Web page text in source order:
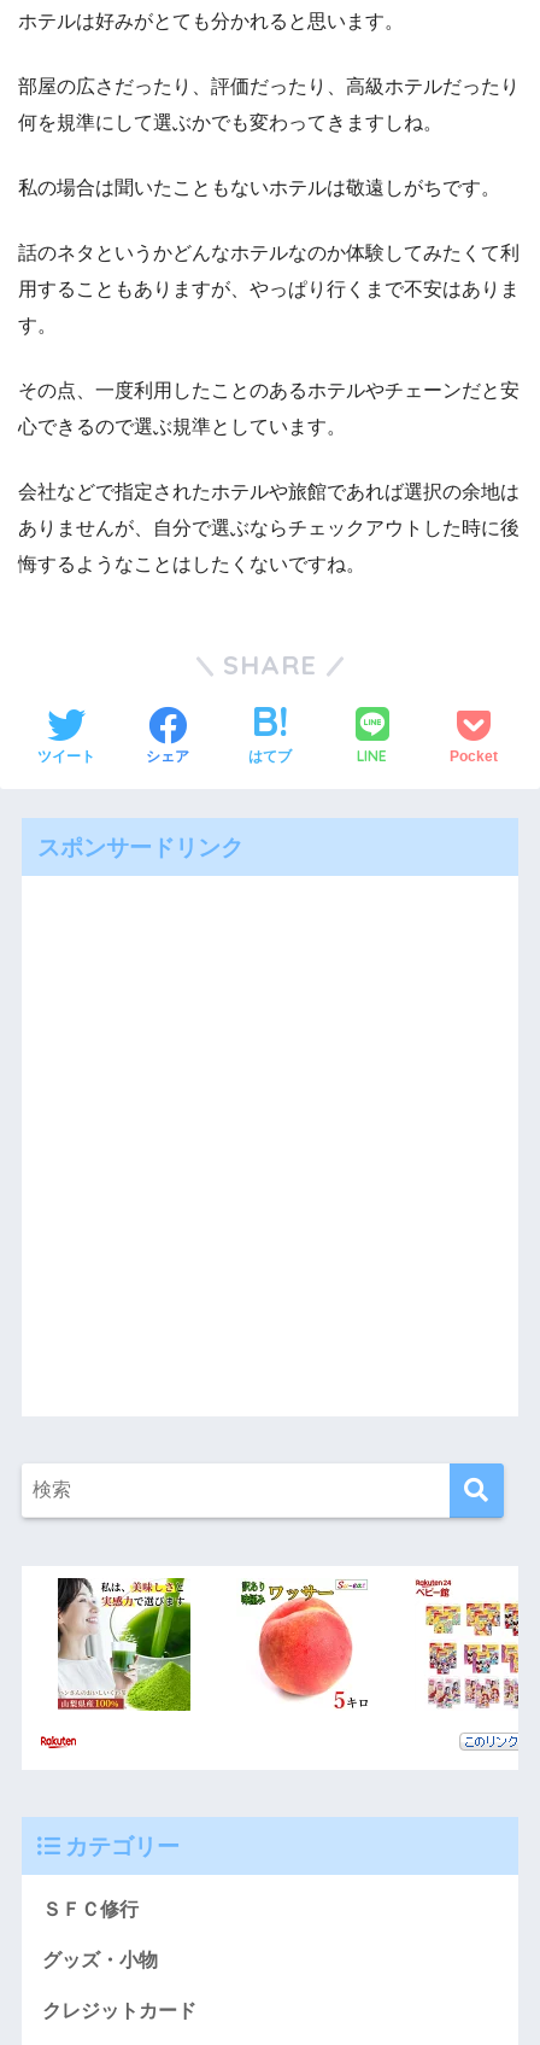
ホテルは好みがとても分かれると思います。
部屋の広さだったり、評価だったり、高級ホテルだったり
何を規準にして選ぶかでも変わってきますしね。
私の場合は聞いたこともないホテルは敬遠しがちです。
話のネタというかどんなホテルなのか体験してみたくて利
用することもありますが、やっぱり行くまで不安はありま
す。
その点、一度利用したことのあるホテルやチェーンだと安
心できるので選ぶ規準としています。
会社などで指定されたホテルや旅館であれば選択の余地は
ありませんが、自分で選ぶならチェックアウトした時に後
悔するようなことはしたくないですね。
SHARE
ツイート シェア はてブ LINE Pocket
スポンサードリンク
カテゴリー
ＳＦＣ修行
グッズ・小物
クレジットカード